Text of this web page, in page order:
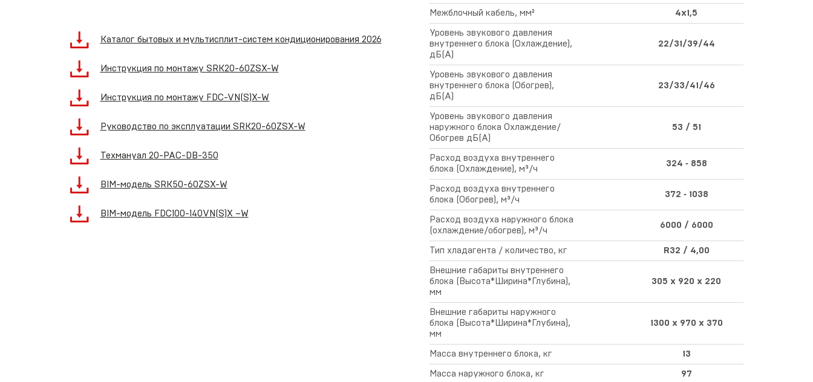
Межблочный кабель, мм² 4x1,5
Уровень звукового давления
внутреннего блока (Охлаждение),
дБ(А)
22/31/39/44
Уровень звукового давления
внутреннего блока (Обогрев),
дБ(А)
23/33/41/46
Уровень звукового давления
наружного блока Охлаждение/
Обогрев дБ(А)
53 / 51
Расход воздуха внутреннего
блока (Охлаждение), м³/ч
324 ‑ 858
Расход воздуха внутреннего
блока (Обогрев), м³/ч
372 ‑ 1038
Расход воздуха наружного блока
(охлаждение/обогрев), м³/ч
6000 / 6000
Тип хладагента / количество, кг R32 / 4,00
Внешние габариты внутреннего
блока (Высота*Ширина*Глубина),
мм
305 x 920 x 220
Внешние габариты наружного
блока (Высота*Ширина*Глубина),
мм
1300 х 970 х 370
Масса внутреннего блока, кг 13
Масса наружного блока, кг 97
Каталог бытовых и мультисплит-систем кондиционирования 2026
Инструкция по монтажу SRK20-60ZSX-W
Инструкция по монтажу FDC-VN(S)X-W
Руководство по эксплуатации SRK20-60ZSX-W
Техмануал 20-PAC-DB-350
BIM-модель SRK50-60ZSX-W
BIM-модель FDC100-140VN(S)X –W